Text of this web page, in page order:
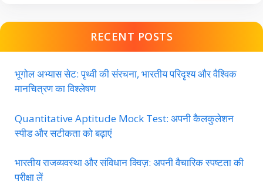
RECENT POSTS
भूगोल अभ्यास सेट: पृथ्वी की संरचना, भारतीय परिदृश्य और वैश्विक
मानचित्रण का विश्लेषण
Quantitative Aptitude Mock Test: अपनी कैलकुलेशन
स्पीड और सटीकता को बढ़ाएं
भारतीय राजव्यवस्था और संविधान क्विज़: अपनी वैचारिक स्पष्टता की
परीक्षा लें